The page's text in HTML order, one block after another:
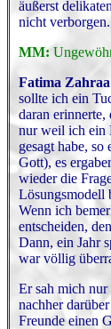
äußerst
nicht
MM:
Fatima
sollte ich ein
daran
nur weil ich ein
gesagt habe,
Gott), es
wieder die
Lösungsmodell
Wenn ich
entscheiden,
Dann, ein Jahr
war völlig
Er sah mich nur
nachher
Freunde einen